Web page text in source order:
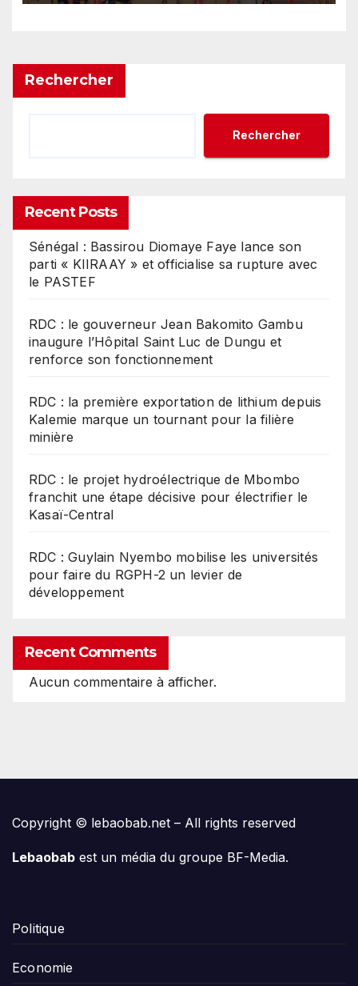
le football camerounais
Rechercher
Rechercher
Recent Posts
Sénégal : Bassirou Diomaye Faye lance son
parti « KIIRAAY » et officialise sa rupture avec
le PASTEF
RDC : le gouverneur Jean Bakomito Gambu
inaugure l’Hôpital Saint Luc de Dungu et
renforce son fonctionnement
RDC : la première exportation de lithium depuis
Kalemie marque un tournant pour la filière
minière
RDC : le projet hydroélectrique de Mbombo
franchit une étape décisive pour électrifier le
Kasaï-Central
RDC : Guylain Nyembo mobilise les universités
pour faire du RGPH-2 un levier de
développement
Recent Comments
Aucun commentaire à afficher.
Copyright © lebaobab.net – All rights reserved
Lebaobab est un média du groupe BF-Media.
Politique
Economie